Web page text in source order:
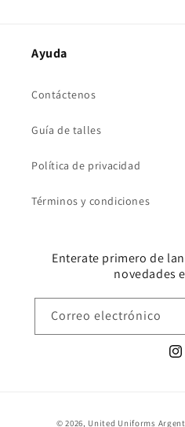
Ayuda
Contáctenos
Guía de talles
Política de privacidad
Términos y condiciones
Enterate primero de
novedades
Correo electrónico
© 2026, United Uniforms